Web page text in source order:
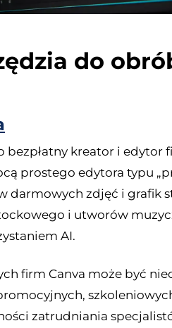
do
bezpłatny kreator i edytor
prostego edytora typu
darmowych zdjęć i grafik
i utworów
AI.
firm Canva może być
zatrudniania